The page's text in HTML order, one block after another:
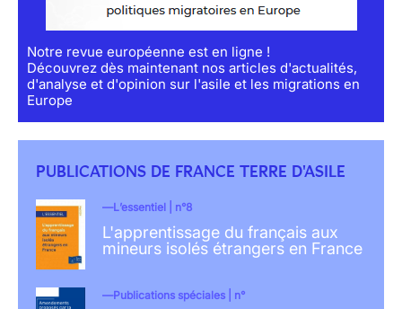
Notre revue européenne est en ligne !
Découvrez dès maintenant nos articles d'actualités,
d'analyse et d'opinion sur l'asile et les migrations en
Europe
PUBLICATIONS DE FRANCE TERRE D'ASILE
L’essentiel | n°8
L'apprentissage du français aux
mineurs isolés étrangers en France
Publications spéciales | n°